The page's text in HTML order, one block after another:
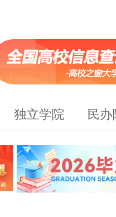
独立学院 民办